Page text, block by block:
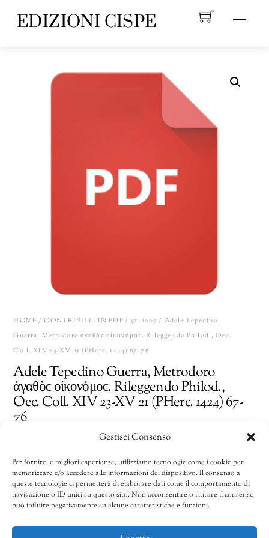
Gestisci Consenso
Per fornire le migliori esperienze, utilizziamo tecnologie come i cookie per
memorizzare e/o accedere alle informazioni del dispositivo. Il consenso a
queste tecnologie ci permetterà di elaborare dati come il comportamento di
navigazione o ID unici su questo sito. Non acconsentire o ritirare il consenso
può influire negativamente su alcune caratteristiche e funzioni.
Menu
EDIZIONI CISPE
HOME /CONTRIBUTI IN PDF/37-2007 / Adele Tepedino
Guerra, Metrodoro ἀγαθὸϲ οἰκονόμοϲ. Rileggendo Philod., Oec.
Coll. XIV 23-XV 21 (PHerc. 1424) 67-76
Adele Tepedino Guerra, Metrodoro
ἀγαθὸϲ οἰκονόμοϲ. Rileggendo Philod.,
Oec. Coll. XIV 23-XV 21 (PHerc. 1424) 67-
76
Adele
Tepedino
Guerra,
Metrodoro
AGGIUNGI AL CARRELLO Share
CATEGORIE:32/2002-40/2010,37-2007,Contributi in pdf